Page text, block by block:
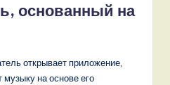
основанный на
открывает приложение,
музыку на основе его